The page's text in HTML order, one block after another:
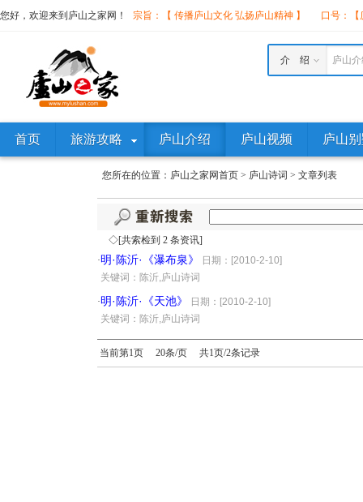
您好，欢迎来到庐山之家网！ 宗旨：【 传播庐山文化 弘扬庐山精神 】 口号：
庐山
介 绍
首页 旅游攻略 庐山介绍 庐山视频 庐山
您所在的位置： 庐山之家网首页 > 庐山诗词 > 文章列表
◇[共索检到 2 条资讯]
·明·陈沂·《瀑布泉》
日期：[2010-2-10]
关键词：陈沂,庐山诗词
·明·陈沂·《天池》
日期：[2010-2-10]
关键词：陈沂,庐山诗词
当前第1页 20条/页 共1页/2条记录